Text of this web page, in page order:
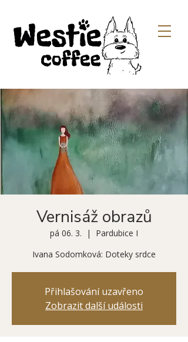
Vernisáž obrazů
pá 06. 3.
  |
Pardubice I
Ivana Sodomková: Doteky srdce
Přihlašování uzavřeno
Zobrazit další události